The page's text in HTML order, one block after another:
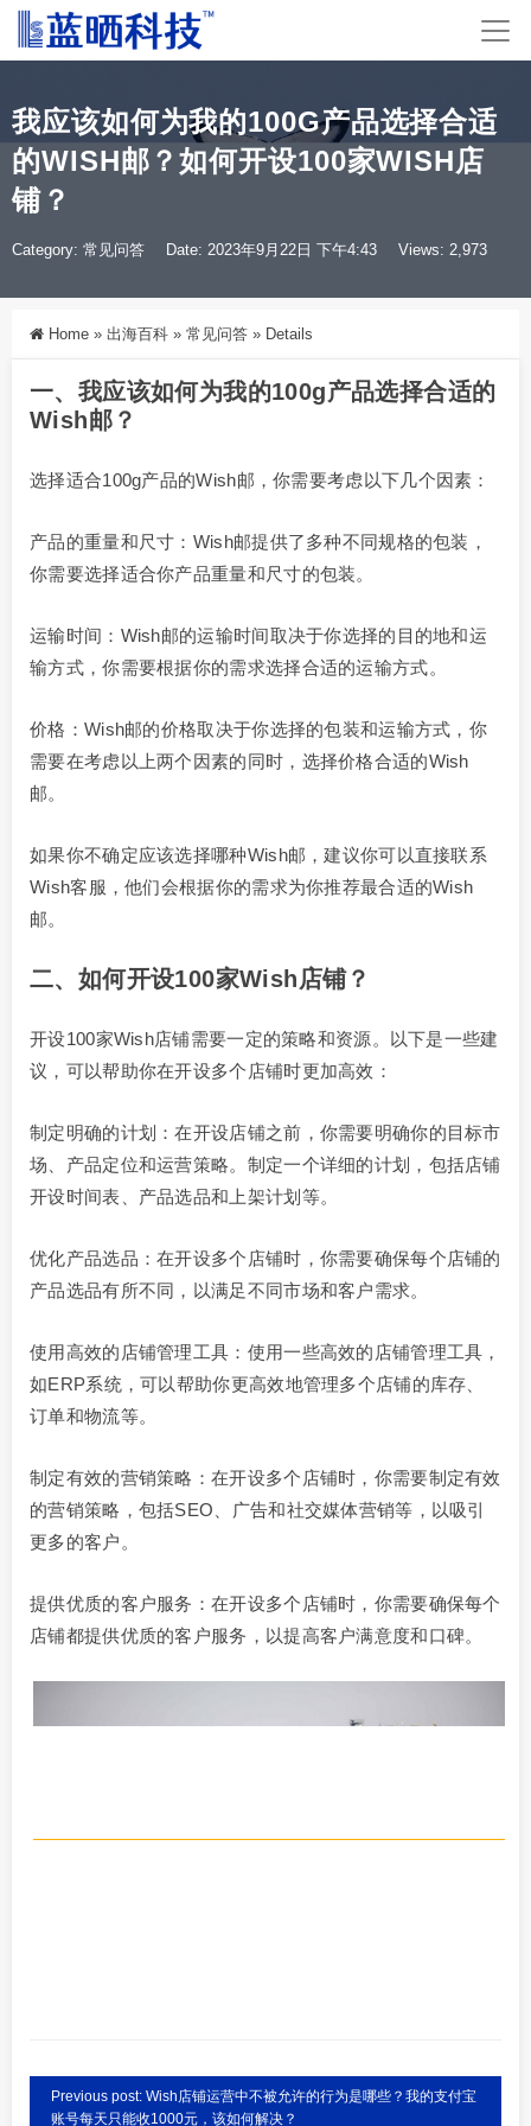
我应该如何为我的100G产品选择合适
的WISH邮？如何开设100家WISH店
铺？
Category: 常见问答 Date: 2023年9月22日 下午4:43 Views: 2,973
Home » 出海百科 » 常见问答 » Details
一、我应该如何为我的100g产品选择合适的
Wish邮？
选择适合100g产品的Wish邮，你需要考虑以下几个因素：
产品的重量和尺寸：Wish邮提供了多种不同规格的包装，
你需要选择适合你产品重量和尺寸的包装。
运输时间：Wish邮的运输时间取决于你选择的目的地和运
输方式，你需要根据你的需求选择合适的运输方式。
价格：Wish邮的价格取决于你选择的包装和运输方式，你
需要在考虑以上两个因素的同时，选择价格合适的Wish
邮。
如果你不确定应该选择哪种Wish邮，建议你可以直接联系
Wish客服，他们会根据你的需求为你推荐最合适的Wish
邮。
二、如何开设100家Wish店铺？
开设100家Wish店铺需要一定的策略和资源。以下是一些建
议，可以帮助你在开设多个店铺时更加高效：
制定明确的计划：在开设店铺之前，你需要明确你的目标市
场、产品定位和运营策略。制定一个详细的计划，包括店铺
开设时间表、产品选品和上架计划等。
优化产品选品：在开设多个店铺时，你需要确保每个店铺的
产品选品有所不同，以满足不同市场和客户需求。
使用高效的店铺管理工具：使用一些高效的店铺管理工具，
如ERP系统，可以帮助你更高效地管理多个店铺的库存、
订单和物流等。
制定有效的营销策略：在开设多个店铺时，你需要制定有效
的营销策略，包括SEO、广告和社交媒体营销等，以吸引
更多的客户。
提供优质的客户服务：在开设多个店铺时，你需要确保每个
店铺都提供优质的客户服务，以提高客户满意度和口碑。
Previous post: Wish店铺运营中不被允许的行为是哪些？我的支付宝
账号每天只能收1000元，该如何解决？